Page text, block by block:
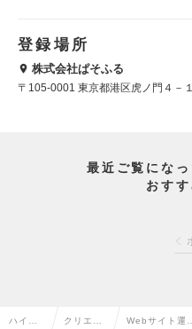
登録場所
株式会社ぱそふる
〒105-0001 東京都港区虎ノ門４－
最近ご覧にな
おす
ハイク クリエイ Webサイト運